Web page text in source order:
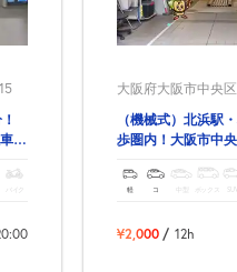
バイク
大阪府大阪市中央
（機械式）北浜駅
歩圏内！大阪市中
軽 コ 中型 ボックス
¥2,000 / 12h